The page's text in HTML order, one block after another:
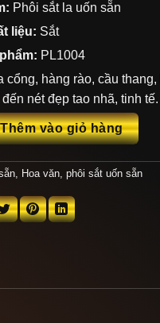
giá
Phôi sắt la uốn sẵn
liệu: Sắt
PL1004
cổng, hàng rào, cầu thang,
nét đẹp tao nhã, tinh tế.
PL1004 số lượng
Thêm vào giỏ hàng
, Hoa văn, phôi sắt uốn sẵn